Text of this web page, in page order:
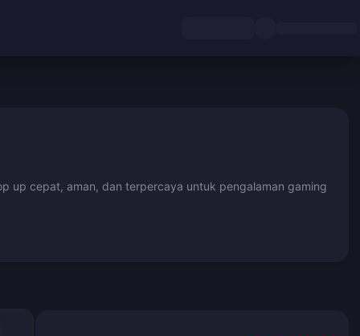
up cepat, aman, dan terpercaya untuk pengalaman gaming